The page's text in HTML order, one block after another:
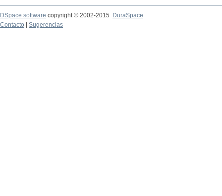
DSpace software copyright © 2002-2015
DuraSpace
Contacto
Sugerencias